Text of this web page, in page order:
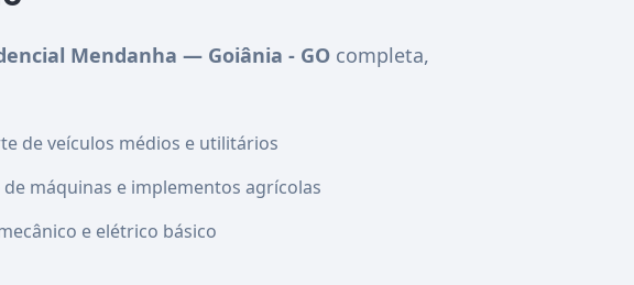
Mendanha — Goiânia - GO completa,
de veículos médios e utilitários
de máquinas e implementos agrícolas
e elétrico básico